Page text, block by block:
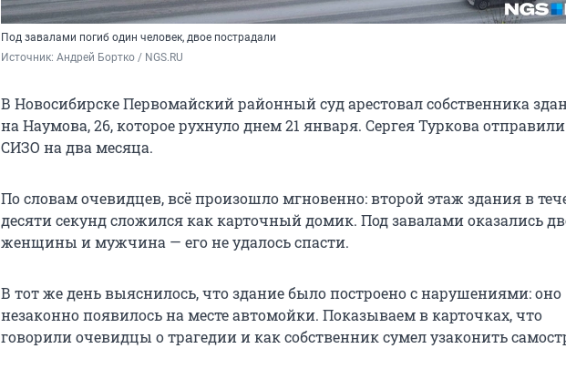
Под завалами погиб один человек, двое пострадали
Источник: Андрей Бортко / NGS.RU
В Новосибирске Первомайский районный суд арестовал собственника
на Наумова, 26, которое рухнуло днем 21 января. Сергея Туркова
СИЗО на два месяца.
По словам очевидцев, всё произошло мгновенно: второй этаж здания в
десяти секунд сложился как карточный домик. Под завалами оказались
женщины и мужчина — его не удалось спасти.
В тот же день выяснилось, что здание было построено с нарушениями: оно
незаконно появилось на месте автомойки. Показываем в карточках, что
говорили очевидцы о трагедии и как собственник сумел узаконить